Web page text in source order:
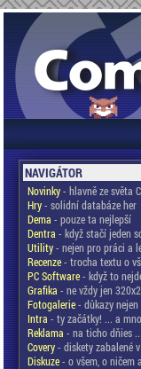
NAVIGÁTOR
Novinky- hlavně ze světa
Hry- solidní databáze her
Dema - pouze ta nejlepší
Dentra - když stačí jeden
Utility- nejen pro práci a
Recenze- trocha textu o
PC Software- když to
Grafika - ne vždy jen
Fotogalerie- důkazy
Intra - ty začátky! ... a
Reklama - na ticho dňies
Covery- diskety zabalené
Diskuze- o všem, o ničem